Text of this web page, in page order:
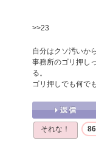
>>23
自分はクソ汚いか
事務所のゴリ押し
る。
ゴリ押しでも何で
それな！ 86